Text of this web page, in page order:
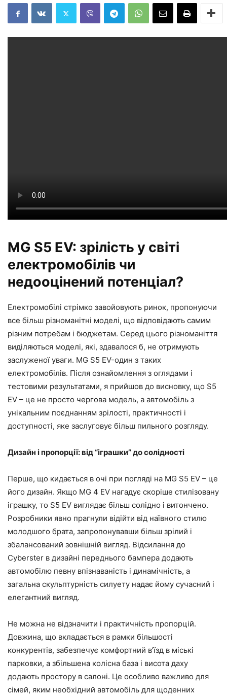
MG S5 EV: зрілість у світі
електромобілів чи
недооцінений потенціал?
Електромобілі стрімко завойовують ринок, пропонуючи
все більш різноманітні моделі, що відповідають самим
різним потребам і бюджетам. Серед цього різноманіття
виділяються моделі, які, здавалося б, не отримують
заслуженої уваги. MG S5 EV-один з таких
електромобілів. Після ознайомлення з оглядами і
тестовими результатами, я прийшов до висновку, що S5
EV – це не просто чергова модель, а автомобіль з
унікальним поєднанням зрілості, практичності і
доступності, яке заслуговує більш пильного розгляду.
Дизайн і пропорції: від “іграшки” до солідності
Перше, що кидається в очі при погляді на MG S5 EV – це
його дизайн. Якщо MG 4 EV нагадує скоріше стилізовану
іграшку, то S5 EV виглядає більш солідно і витончено.
Розробники явно прагнули відійти від наївного стилю
молодшого брата, запропонувавши більш зрілий і
збалансований зовнішній вигляд. Відсилання до
Cyberster в дизайні переднього бампера додають
автомобілю певну впізнаваність і динамічність, а
загальна скульптурність силуету надає йому сучасний і
елегантний вигляд.
Не можна не відзначити і практичність пропорцій.
Довжина, що вкладається в рамки більшості
конкурентів, забезпечує комфортний в’їзд в міські
парковки, а збільшена колісна база і висота даху
додають простору в салоні. Це особливо важливо для
сімей, яким необхідний автомобіль для щоденних